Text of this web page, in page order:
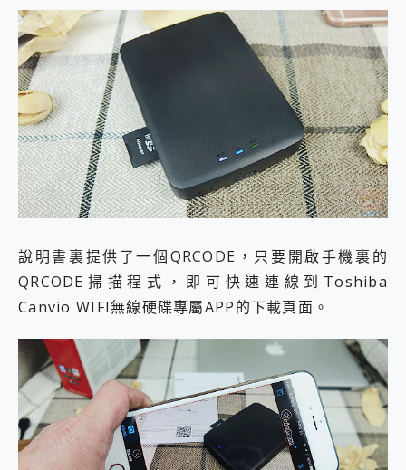
說明書裏提供了一個QRCODE，只要開啟手機裏的
QRCODE掃描程式，即可快速連線到Toshiba
Canvio WIFI無線硬碟專屬APP的下載頁面。